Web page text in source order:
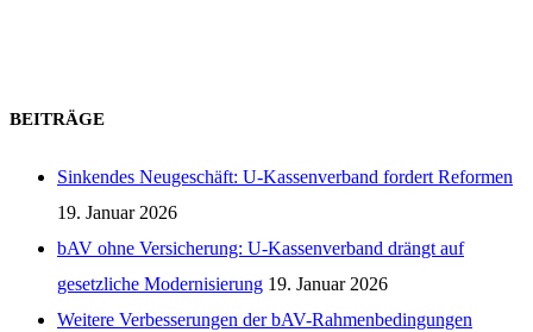
BEITRÄGE
Sinkendes Neugeschäft: U-Kassenverband fordert Reformen
19. Januar 2026
bAV ohne Versicherung: U-Kassenverband drängt auf
gesetzliche Modernisierung 19. Januar 2026
Weitere Verbesserungen der bAV-Rahmenbedingungen